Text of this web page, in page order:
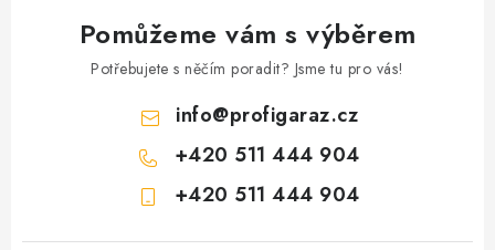
Pomůžeme vám s výběrem
Potřebujete s něčím poradit? Jsme tu pro vás!
info@profigaraz.cz
+420 511 444 904
+420 511 444 904